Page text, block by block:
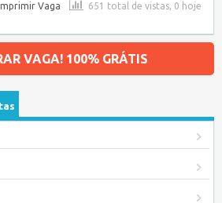
651 total de vistas, 0 hoje
Vaga
VAGA! 100% GRÁTIS